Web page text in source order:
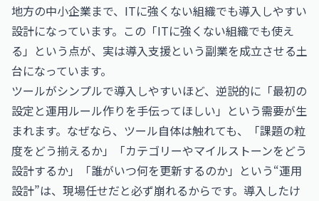
地方の中小企業まで、ITに強くない組織でも導入しやすい
設計になっています。この「ITに強くない組織でも使え
る」という点が、実は導入支援という副業を成立させる土
台になっています。
ツールがシンプルで導入しやすいほど、逆説的に「最初の
設定と運用ルール作りを手伝ってほしい」という需要が生
まれます。なぜなら、ツール自体は触れても、「課題の粒
度をどう揃えるか」「カテゴリーやマイルストーンをどう
設計するか」「誰がいつ何を更新するのか」という“運用
設計”は、現場任せだと必ず崩れるからです。導入したけ